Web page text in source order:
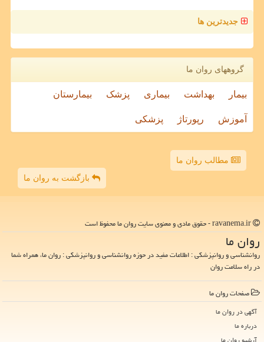
جدیدترین ها
گروههای روان ما
بیمار بهداشت بیماری پزشک بیمارستان
آموزش رپورتاژ پزشکی
مطالب روان ما
بازگشت به روان ما
روان ما
روانشناسی و روانپزشکی : اطلاعات مفید در حوزه روانشناسی و روانپزشکی : روان ما، همراه شما
در راه سلامت روان
صفحات روان ما
آگهی در روان ما
درباره ما